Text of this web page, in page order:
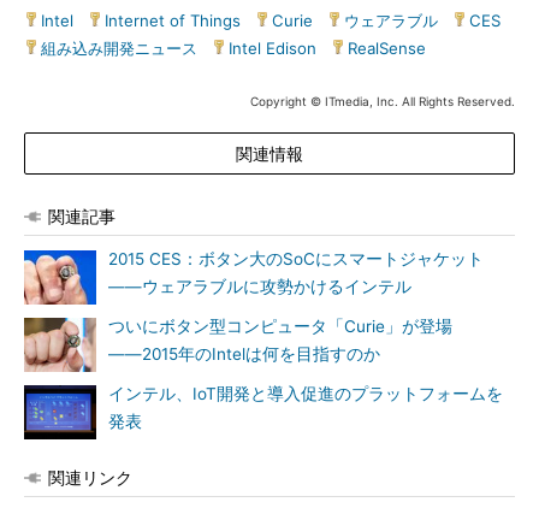
Intel Internet of Things Curie ウェアラブル CES
組み込み開発ニュース
Intel Edison RealSense
Copyright © ITmedia, Inc. All Rights Reserved.
関連情報
関連記事
2015 CES：ボタン大のSoCにスマートジャケット
――ウェアラブルに攻勢かけるインテル
ついにボタン型コンピュータ「Curie」が登場
――2015年のIntelは何を目指すのか
インテル、IoT開発と導入促進のプラットフォームを
発表
関連リンク